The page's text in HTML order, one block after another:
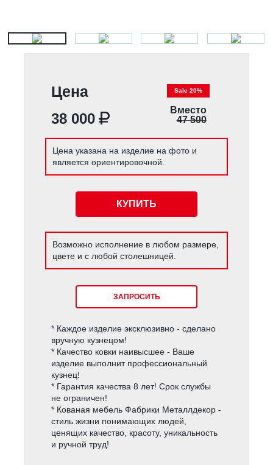
Цена
38 000
Sale 20%
Вместо
47 500
Цена указана на изделие на фото и
является ориентировочной.
КУПИТЬ
Возможно исполнение в любом размере,
цвете и с любой столешницей.
ЗАПРОСИТЬ
* Каждое изделие эксклюзивно - сделано
вручную кузнецом!
* Качество ковки наивысшее - Ваше
изделие выполнит профессиональный
кузнец!
* Гарантия качества 8 лет! Срок службы
не ограничен!
* Кованая мебель Фабрики Металлдекор -
стиль жизни понимающих людей,
ценящих качество, красоту, уникальность
и ручной труд!